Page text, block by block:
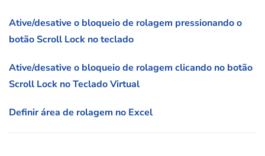
Ative/desative o bloqueio de rolagem pressionando o
botão Scroll Lock no teclado
Ative/desative o bloqueio de rolagem clicando no botão
Scroll Lock no Teclado Virtual
Definir área de rolagem no Excel